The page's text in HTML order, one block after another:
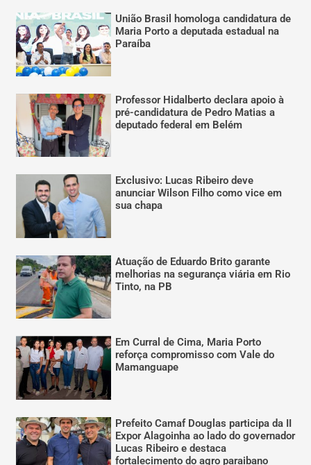
União Brasil homologa candidatura de
Maria Porto a deputada estadual na
Paraíba
Professor Hidalberto declara apoio à
pré-candidatura de Pedro Matias a
deputado federal em Belém
Exclusivo: Lucas Ribeiro deve
anunciar Wilson Filho como vice em
sua chapa
Atuação de Eduardo Brito garante
melhorias na segurança viária em Rio
Tinto, na PB
Em Curral de Cima, Maria Porto
reforça compromisso com Vale do
Mamanguape
Prefeito Camaf Douglas participa da II
Expor Alagoinha ao lado do governador
Lucas Ribeiro e destaca
fortalecimento do agro paraibano